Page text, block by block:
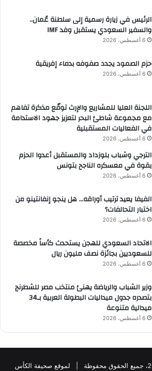
الرئيس في زيارة رسمية إلى سلطنة عُمان..
والسفير السعودي يستقبل وفد IMF
6 أغسطس، 2026
حزم الصمود يجدد صفوفه بدماء إفريقية
6 أغسطس، 2026
اللجنة العليا للمشاريع والإرث توقّع مذكرة تفاهم
مع مجموعة شاطئ البحر لتعزيز جهود الاستدامة
في الفعاليات المستقبلية
6 أغسطس، 2026
الترجي وشباب بلوزداد والمستقبل أعدوا الحزم
بقوة في معسكره الناجح بتونس
6 أغسطس، 2026
الفيفا يعيد ترتيب أوراقه… هل ينجو إنفانتينو من
اختبار التحالفات؟
6 أغسطس، 2026
الاتحاد السعودي للهجن يستحدث كأساً مخصصة
للسعوديين بجائزة نصف مليون ريال
6 أغسطس، 2026
وزير الشباب والرياضة يهنئ منتخب مصر للشطرنج
بتصدره جدول ميداليات البطولة العربية بـ34
ميدالية متنوعة
6 أغسطس، 2026
© حقوق النشر 2026، جميع الحقوق محفوظة | لموقع صحيفة الكأس